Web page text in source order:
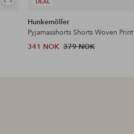
Hunkemöller
Pyjamasshorts Shorts Woven Print
341 NOK 379 NOK